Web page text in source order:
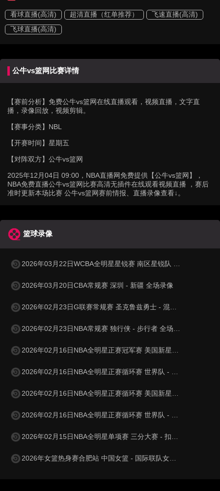
看球直播(高清) 超清直播（红单推荐）
飞速直播(高清)
飞球直播(高清)
公牛vs篮网比赛详情
【赛前分析】 免费公牛vs篮网在线直播观看，视频直播，文字直
播，录像回放，视频剪辑。
【赛事分类】 NBL
【开赛时间】 星期五
【对阵双方】 公牛vs篮网
2025年12月04日 09:00，NBA直播网免费提供【公牛vs篮网】，
NBA免费直播公牛vs篮网比赛高清无插件在线观看视频直播 ，赛后
准时更新本场比赛 公牛vs篮网赛前情报、直播录像查看↓。
篮球录像
2026年03月22日WCBA全明星星锐赛 南区星锐队 - 北区星锐队 全场录像
2026年03月20日CBA常规赛 深圳 - 新疆 全场录像
2026年02月23日G联赛常规赛 圣克鲁兹勇士 - 混音 全场录像
2026年02月23日NBA常规赛 独行侠 - 步行者 全场录像
2026年02月16日NBA全明星正赛冠军赛 美国新星队 - 美国星条队 全场录像
2026年02月16日NBA全明星正赛循环赛 世界队 - 美国星条队 全场录像
2026年02月16日NBA全明星正赛循环赛 美国新星队 - 美国星条队 全场录像
2026年02月16日NBA全明星正赛循环赛 世界队 - 美国新星队 全场录像
2026年02月15日NBA全明星单项赛 三分大赛 - 扣篮大赛 全场录像
2026年女篮热身赛合肥站 中国女篮 - 国际联队女篮 全场录像